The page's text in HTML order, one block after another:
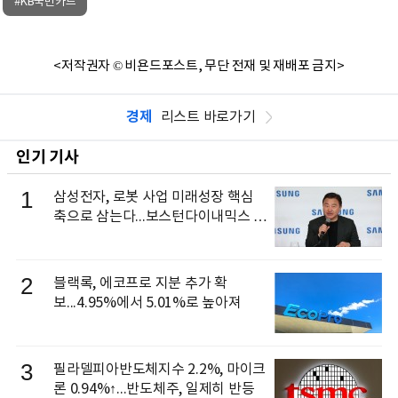
<저작권자 © 비욘드포스트, 무단 전재 및 재배포 금지>
경제 리스트 바로가기
인기 기사
1
삼성전자, 로봇 사업 미래성장 핵심
축으로 삼는다...보스턴다이내믹스 출
2
블랙록, 에코프로 지분 추가 확
보...4.95%에서 5.01%로 높아져
3
필라델피아반도체지수 2.2%, 마이크
론 0.94%↑...반도체주, 일제히 반등